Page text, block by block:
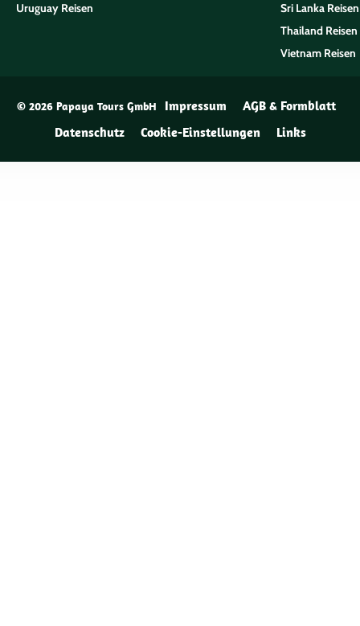
Uruguay Reisen
Sri Lanka Reisen
Thailand Reisen
Vietnam Reisen
© 2026 Papaya Tours GmbH Impressum
AGB & Formblatt
Datenschutz
Cookie-Einstellungen Links